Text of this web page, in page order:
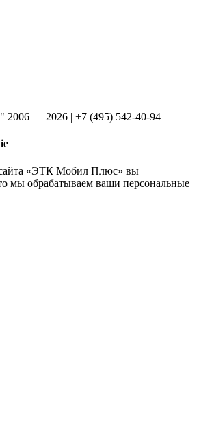
— 2026 | +7 (495) 542-40-94
«ЭТК Мобил Плюс» вы
мы обрабатываем ваши персональные